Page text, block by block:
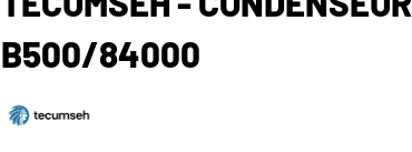
B500/84000